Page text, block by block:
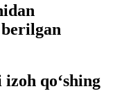
qo‘shing